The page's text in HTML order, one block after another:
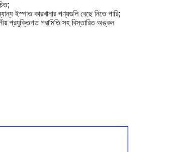
ইস্পাত কারখানার পণ্যগুলি বেছে নিতে পারি;
প্রযুক্তিগত পরামিতি সহ বিস্তারিত অঙ্কন